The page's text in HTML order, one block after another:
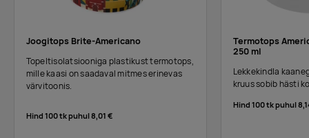
Joogitops Brite-Americano
Topeltisolatsiooniga plastikust termotops,
mille kaasi on saadaval mitmes erinevas
värvitoonis.
Hind 100 tk puhul8,01 €
Termotops
250 ml
Lekkekindla
kruus sobib hästi
Hind 100 tk puhul